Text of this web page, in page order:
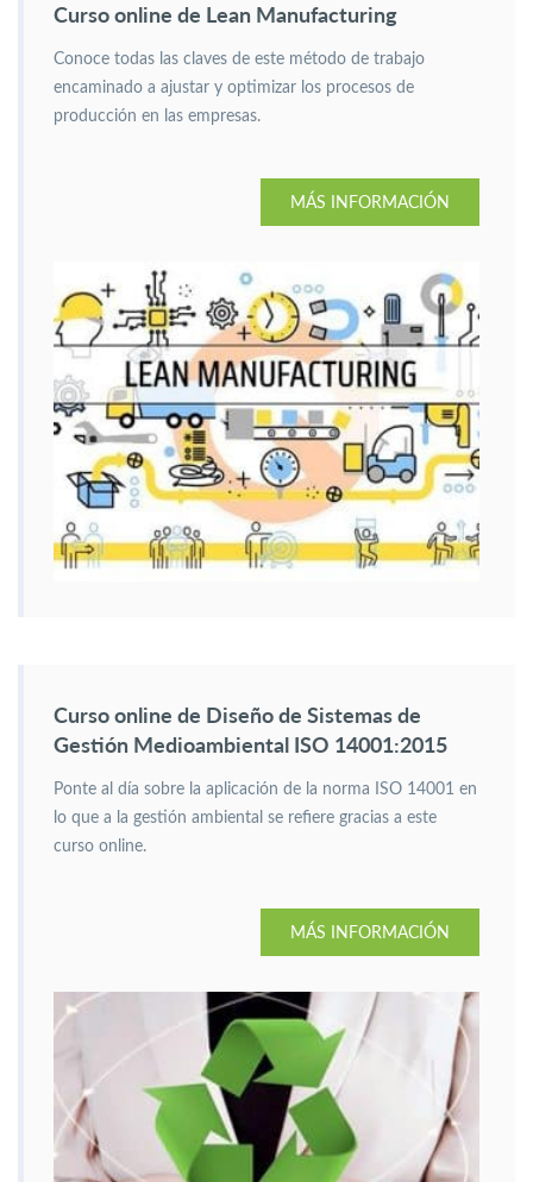
Curso online de Lean Manufacturing
Conoce todas las claves de este método de trabajo
encaminado a ajustar y optimizar los procesos de
producción en las empresas.
MÁS INFORMACIÓN
Curso online de Diseño de Sistemas de
Gestión Medioambiental ISO 14001:2015
Ponte al día sobre la aplicación de la norma ISO 14001 en
lo que a la gestión ambiental se refiere gracias a este
curso online.
MÁS INFORMACIÓN